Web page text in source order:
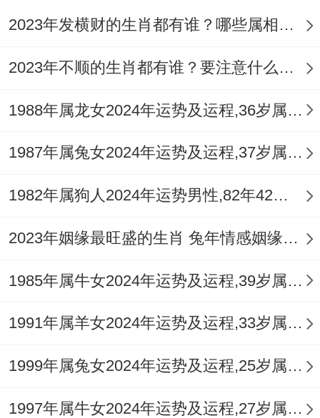
8月:事业高光~风险暗藏~事业:技能 受认
可、但需避免冒险决策。
感情：单身者易遇烂桃花~需保持清醒。
订婚；关系稳定性增强！
出行:短途旅行可放松心情、开阔视野。
10月:财务压力- 冷静应对，财富:意外支出增
11月：贵人提携 名声鹊起 -事业:的前辈指
点；项目推进顺利.
2023年发横财的生肖都有谁？哪些属相财运旺盛？
2023年不顺的生肖都有谁？要注意什么呢？
1988年属龙女2024年运势及运程,36岁属龙人2024全年每月运势女性如何
1987年属兔女2024年运势及运程,37岁属兔人2024全年每月运势女性如何
1982年属狗人2024年运势男性,82年42岁属狗男2024年每月运程怎么样
2023年姻缘最旺盛的生肖 兔年情感姻缘运比较旺的属相
1985年属牛女2024年运势及运程,39岁属牛人2024全年每月运势女性如何
1991年属羊女2024年运势及运程,33岁属羊人2024全年每月运势女性如何
1999年属兔女2024年运势及运程,25岁属兔人2024全年每月运势女性如何
1997年属牛女2024年运势及运程,27岁属牛人2024全年每月运势女性如何